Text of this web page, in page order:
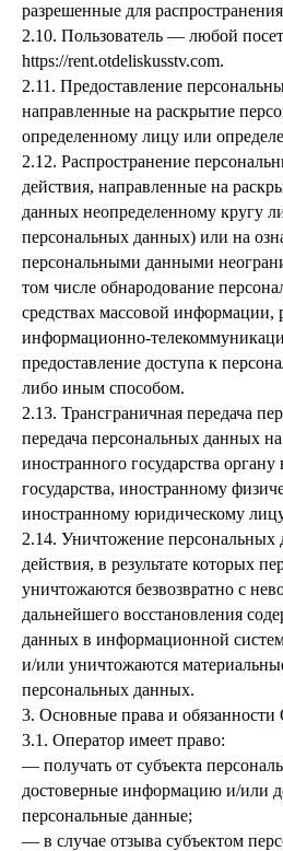
разрешенные для
2.10. Пользователь — любой
https://rent.otdeliskusstv.com.
2.11. Предоставление
направленные на раскрытие
определенному лицу или
2.12. Распространение
действия, направленные на
данных неопределенному кругу
персональных данных) или на
персональными данными
том числе обнародование
средствах массовой информации,
информационно-
предоставление доступа к
либо иным способом.
2.13. Трансграничная передача
передача персональных данных
иностранного государства
государства, иностранному
иностранному юридическому
2.14. Уничтожение
действия, в результате которых
уничтожаются безвозвратно с
дальнейшего восстановления
данных в информационной
и/или уничтожаются
персональных данных.
3. Основные права и обязанности
3.1. Оператор имеет право:
— получать от субъекта
достоверные информацию и/или
персональные данные;
— в случае отзыва субъектом